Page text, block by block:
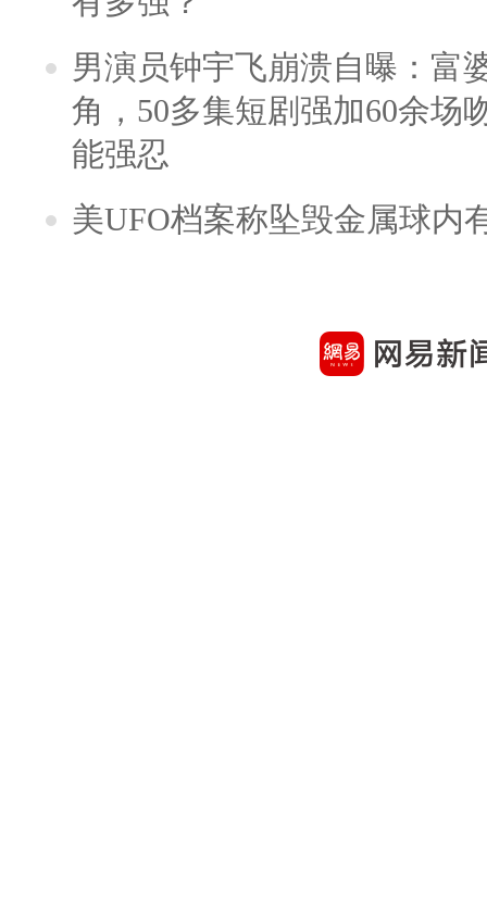
男演员钟宇飞崩溃自曝：富
角，50多集短剧强加60余场
能强忍
美UFO档案称坠毁金属球内